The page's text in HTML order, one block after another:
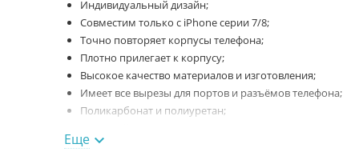
Индивидуальный дизайн;
Совместим только с iPhone серии 7/8;
Точно повторяет корпусы телефона;
Плотно прилегает к корпусу;
Высокое качество материалов и изготовления;
Имеет все вырезы для портов и разъёмов телефона;
Поликарбонат и полиуретан;
Еще 